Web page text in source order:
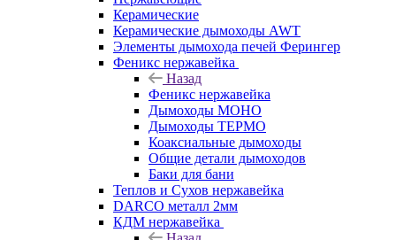
Керамические
Керамические дымоходы AWT
Элементы дымохода печей Ферингер
Феникс нержавейка
Назад
Феникс нержавейка
Дымоходы МОНО
Дымоходы ТЕРМО
Коаксиальные дымоходы
Общие детали дымоходов
Баки для бани
Теплов и Сухов нержавейка
DARCO металл 2мм
КДМ нержавейка